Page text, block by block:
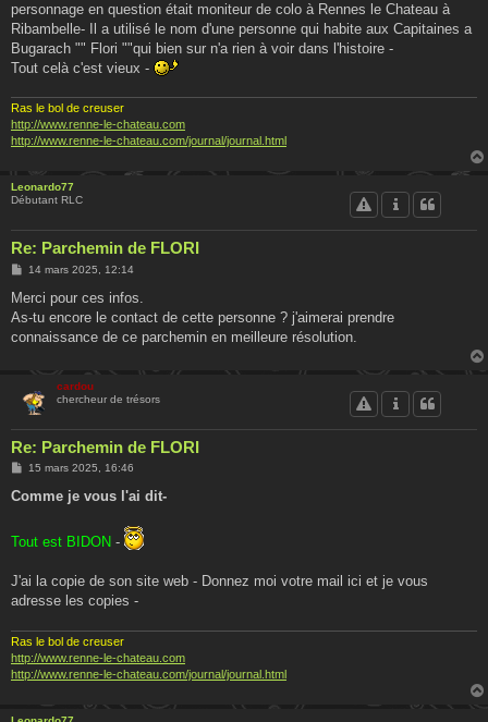
personnage en question était moniteur de colo à Rennes le Chateau à
Ribambelle- Il a utilisé le nom d'une personne qui habite aux Capitaines a
Bugarach "" Flori ""qui bien sur n'a rien à voir dans l'histoire -
Tout celà c'est vieux -
Ras le bol de creuser
http://www.renne-le-chateau.com
http://www.renne-le-chateau.com/journal/journal.html
Leonardo77
Débutant RLC
Re: Parchemin de FLORI
M
s
a
g
14 mars 2025, 12:14
Merci pour ces infos.
As-tu encore le contact de cette personne ? j'aimerai prendre
connaissance de ce parchemin en meilleure résolution.
cardou
chercheur de trésors
Re: Parchemin de FLORI
M
s
e
15 mars 2025, 16:46
Comme je vous l'ai dit-
Tout est BIDON -
J'ai la copie de son site web - Donnez moi votre mail ici et je vous
adresse les copies -
Ras le bol de creuser
http://www.renne-le-chateau.com
http://www.renne-le-chateau.com/journal/journal.html